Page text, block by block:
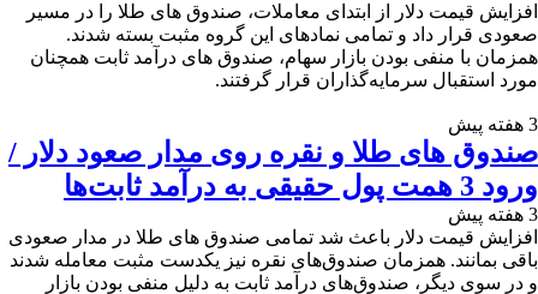
افزایش قیمت دلار از ابتدای معاملات، صندوق های طلا را در مسیر
صعودی قرار داد و تمامی نمادهای این گروه مثبت بسته شدند.
همزمان با منفی بودن بازار سهام، صندوق‌ های درآمد ثابت همچنان
مورد استقبال سرمایه‌گذاران قرار گرفتند.
3 هفته پیش
صندوق های طلا و نقره روی مدار صعود دلار /
ورود 3 همت پول حقیقی به درآمد ثابت‌ها
3 هفته پیش
افزایش قیمت دلار باعث شد تمامی صندوق های طلا در مدار صعودی
باقی بمانند. همزمان صندوق‌های نقره نیز یکدست مثبت معامله شدند
و در سوی دیگر، صندوق‌های درآمد ثابت به دلیل منفی بودن بازار